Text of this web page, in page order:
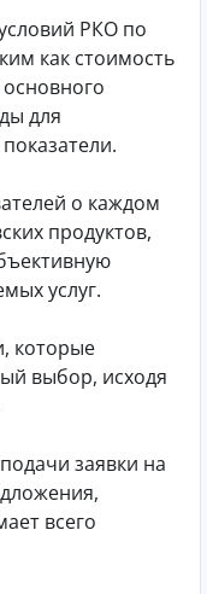
РКО по
как стоимость
для
о каждом
продуктов,
услуг.
которые
выбор, исходя
заявки на
всего